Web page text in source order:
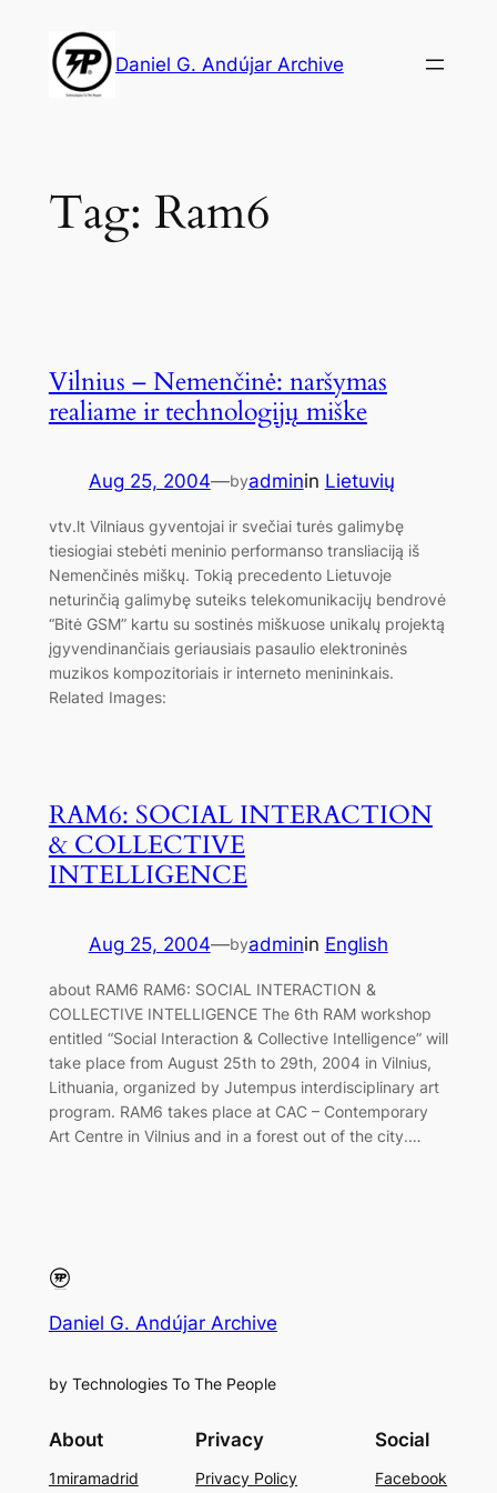
content
Daniel G. Andújar Archive
Tag: Ram6
Vilnius – Nemenčinė: naršymas
realiame ir technologijų miške
Aug 25, 2004—byadminin Lietuvių
vtv.lt Vilniaus gyventojai ir svečiai turės galimybę
tiesiogiai stebėti meninio performanso transliaciją iš
Nemenčinės miškų. Tokią precedento Lietuvoje
neturinčią galimybę suteiks telekomunikacijų bendrovė
“Bitė GSM” kartu su sostinės miškuose unikalų projektą
įgyvendinančiais geriausiais pasaulio elektroninės
muzikos kompozitoriais ir interneto menininkais.
Related Images:
RAM6: SOCIAL INTERACTION
& COLLECTIVE
INTELLIGENCE
Aug 25, 2004—byadminin English
about RAM6 RAM6: SOCIAL INTERACTION &
COLLECTIVE INTELLIGENCE The 6th RAM workshop
entitled “Social Interaction & Collective Intelligence” will
take place from August 25th to 29th, 2004 in Vilnius,
Lithuania, organized by Jutempus interdisciplinary art
program. RAM6 takes place at CAC – Contemporary
Art Centre in Vilnius and in a forest out of the city.…
Daniel G. Andújar Archive
by Technologies To The People
About
1miramadrid
Privacy
Privacy Policy
Social
Facebook